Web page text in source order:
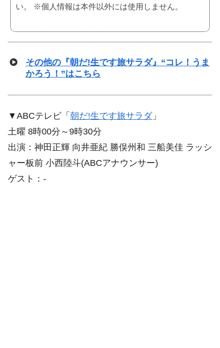
い。 ※個人情報は本件以外には使用しません。
その他の『朝だ!生です旅サラダ』“コレ！うま
かろう！”はこちら
▼ABCテレビ「 朝だ!生です旅サラダ 」
土曜 8時00分～9時30分
出演：神田正輝 向井亜紀 勝俣州和 三船美佳 ラッシ
ャー板前 小西陸斗(ABCアナウンサー)
ゲスト：-